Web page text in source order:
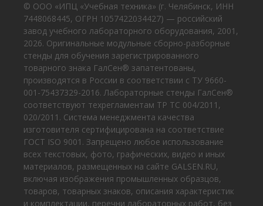
© ООО «ИПЦ «Учебная техника» (г. Челябинск, ИНН
7448068445, ОГРН 1057422034427) — российский
завод учебного лабораторного оборудования, 2001,
2026. Оригинальные модульные сборно-разборные
стенды для обучения зарегистрированного
товарного знака ГалСен® запатентованы,
производятся в России в соответствии с ТУ 9660-
001-75437329-2016. Лабораторные стенды ГалСен®
соответствуют техрегламентам ТР ТС 004/2011,
020/2011. Система менеджмента качества
изготовителя сертифицирована на соответствие
ГОСТ ISO 9001. Запрещено любое использование
всех текстовых, фото, графических, видео и иных
материалов, размещенных на сайте GALSEN.RU,
включая изображения промышленных образцов,
товаров, товарных знаков, описания характеристик
и комплектации, перечни лабораторных работ, без